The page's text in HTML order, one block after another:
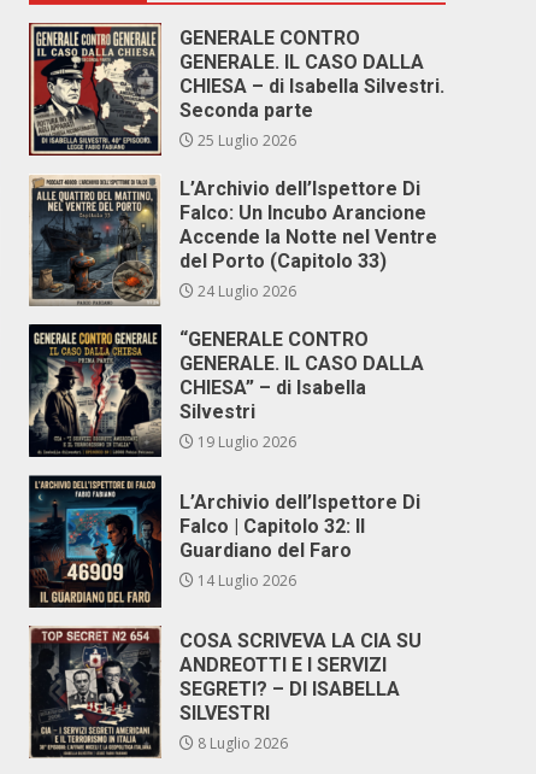
GENERALE CONTRO
GENERALE. IL CASO DALLA
CHIESA – di Isabella Silvestri.
Seconda parte
25 Luglio 2026
L’Archivio dell’Ispettore Di
Falco: Un Incubo Arancione
Accende la Notte nel Ventre
del Porto (Capitolo 33)
24 Luglio 2026
“GENERALE CONTRO
GENERALE. IL CASO DALLA
CHIESA” – di Isabella
Silvestri
19 Luglio 2026
L’Archivio dell’Ispettore Di
Falco | Capitolo 32: Il
Guardiano del Faro
14 Luglio 2026
COSA SCRIVEVA LA CIA SU
ANDREOTTI E I SERVIZI
SEGRETI? – DI ISABELLA
SILVESTRI
8 Luglio 2026